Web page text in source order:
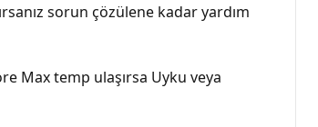
sorun çözülene kadar yardım
Max temp ulaşırsa Uyku veya